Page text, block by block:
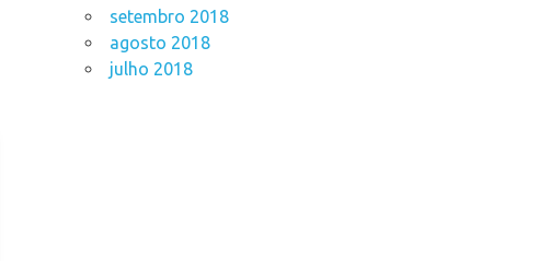
setembro 2018
agosto 2018
julho 2018